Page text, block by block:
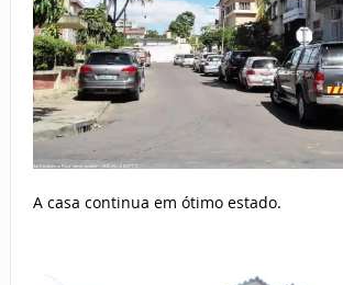
A casa continua em ótimo estado.